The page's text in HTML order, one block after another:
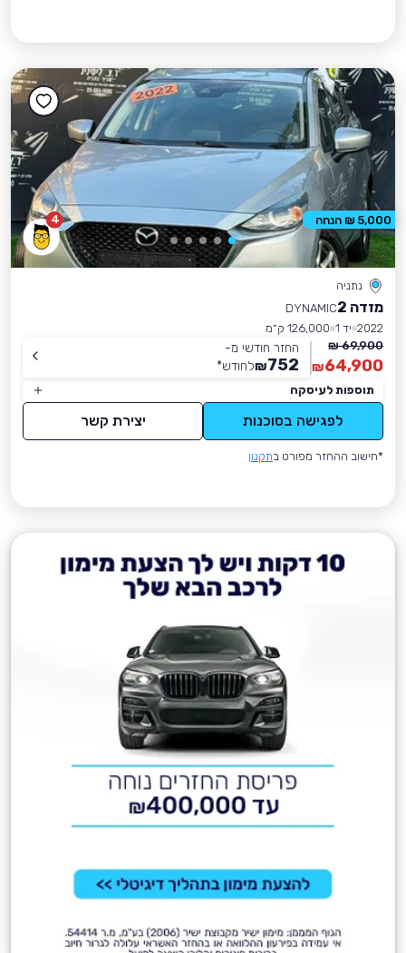
4
נתניה
מזדה 2
DYNAMIC
2022 יד 1
126,000 ק״מ
69,900 ₪
64,900
₪
החזר חודשי מ-
752
₪לחודש*
תוספות לעיסקה
לפגישה בסוכנות יצירת קשר
*חישוב ההחזר מפורט בתקנון
5,000 ₪ הנחה